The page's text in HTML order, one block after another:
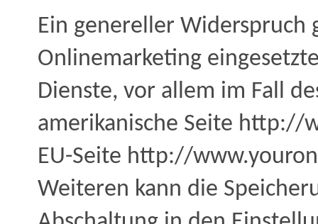
Ein genereller Widerspruch
Onlinemarketing
Dienste, vor allem im Fall
amerikanische Seite http://
EU-Seite http://
Weiteren kann die